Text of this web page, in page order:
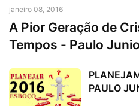
janeiro 08, 2016
A Pior Geração de
Tempos - Paulo
PAULO